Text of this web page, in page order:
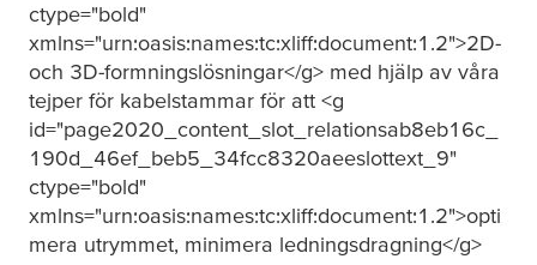
ctype="bold"
xmlns="urn:oasis:names:tc:xliff:document:1.2">2D-
och 3D-formningslösningar</g> med hjälp av våra
tejper för kabelstammar för att <g
id="page2020_content_slot_relationsab8eb16c_
190d_46ef_beb5_34fcc8320aeeslottext_9"
ctype="bold"
xmlns="urn:oasis:names:tc:xliff:document:1.2">opti
mera utrymmet, minimera ledningsdragning</g>